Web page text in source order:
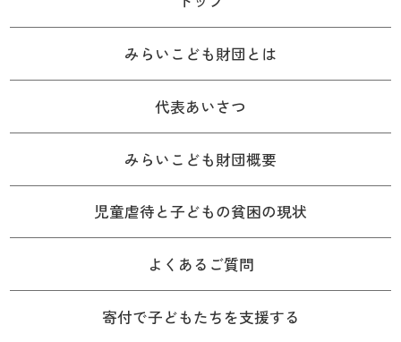
みらいこども財団とは
代表あいさつ
みらいこども財団概要
児童虐待と子どもの貧困の現状
よくあるご質問
寄付で子どもたちを支援する